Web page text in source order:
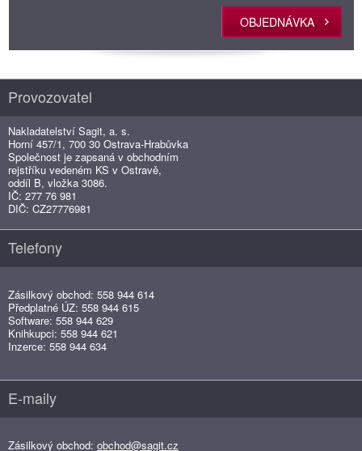
OBJEDNÁVKA
Provozovatel
Nakladatelství Sagit, a. s.
Horní 457/1, 700 30 Ostrava-Hrabůvka
Společnost je zapsaná v obchodním
rejstříku vedeném KS v Ostravě,
oddíl B, vložka 3086.
IČ: 277 76 981
DIČ: CZ27776981
Telefony
Zásilkový obchod: 558 944 614
Předplatné ÚZ: 558 944 615
Software: 558 944 629
Knihkupci: 558 944 621
Inzerce: 558 944 634
E-maily
Zásilkový obchod: obchod@sagit.cz